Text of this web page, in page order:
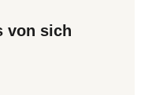
von sich